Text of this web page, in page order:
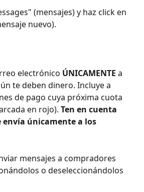
(mensajes) y haz click en
nuevo).
electrónico ÚNICAMENTE a
te deben dinero. Incluye a
de pago cuya próxima cuota
en rojo). Ten en cuenta
envía únicamente a los
mensajes a compradores
o deseleccionándolos